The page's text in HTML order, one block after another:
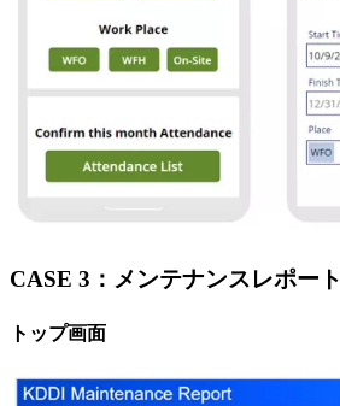
CASE 3：メンテナンスレポート
トップ画面